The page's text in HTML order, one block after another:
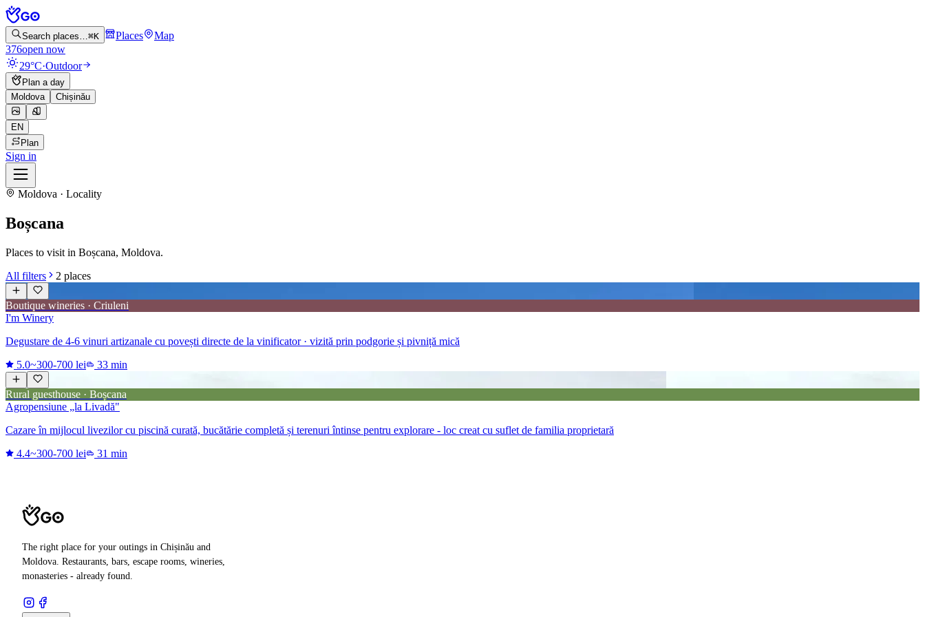
Search places…⌘K Places
Map
376open now
29°C·Outdoor
Plan a day
Moldova
Chișinău
EN
Plan
Sign in
Moldova · Locality
Boșcana
Places to visit in Boșcana, Moldova.
All filters
2 places
Boutique wineries · Criuleni
I'm Winery
Degustare de 4-6 vinuri artizanale cu povești directe de la vinificator · vizită prin podgorie și pivniță mică
5.0~300-700 lei 33 min
Rural guesthouse · Boșcana
Agropensiune „la Livadă"
Cazare în mijlocul livezilor cu piscină curată, bucătărie completă și terenuri întinse pentru explorare - loc creat cu suflet de familia proprietară
4.4~300-700 lei 31 min
The right place for your outings in Chișinău and
Moldova. Restaurants, bars, escape rooms, wineries,
monasteries - already found.